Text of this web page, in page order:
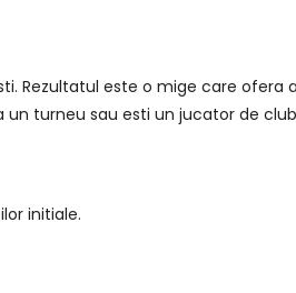
Rezultatul este o mige care ofera
un turneu sau esti un jucator de
initiale.